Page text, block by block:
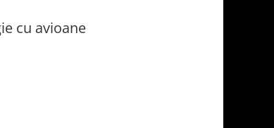
cu avioane